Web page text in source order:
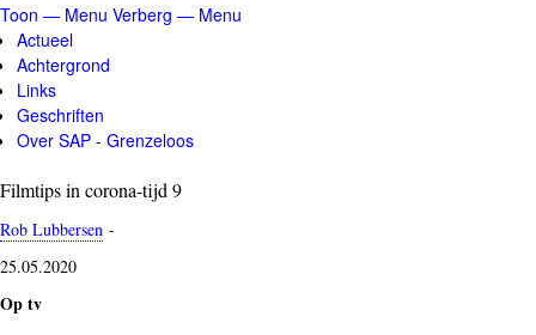
Menu
Toon — Menu Verberg — Menu
Actueel
Achtergrond
Links
Geschriften
Over SAP - Grenzeloos
Filmtips in corona-tijd 9
Rob Lubbersen -
25.05.2020
Op tv